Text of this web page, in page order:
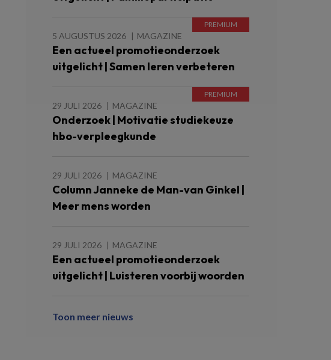
5 AUGUSTUS 2026 MAGAZINE
Een actueel promotieonderzoek
uitgelicht | Samen leren verbeteren
29 JULI 2026 MAGAZINE
Onderzoek | Motivatie studiekeuze
hbo-verpleegkunde
29 JULI 2026 MAGAZINE
Column Janneke de Man-van Ginkel |
Meer mens worden
29 JULI 2026 MAGAZINE
Een actueel promotieonderzoek
uitgelicht | Luisteren voorbij woorden
Toon meer nieuws